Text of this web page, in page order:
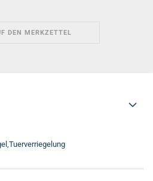
DEN MERKZETTEL